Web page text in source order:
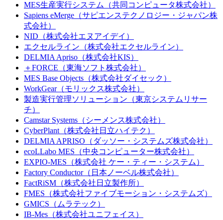
MES生産実行システム（共同コンピュータ株式会社）
Sapiens eMerge（サピエンステクノロジー・ジャパン株
式会社）
NID（株式会社エヌアイデイ）
エクセルライン（株式会社エクセルライン）
DELMIA Apriso（株式会社KIS）
＋FORCE（東海ソフト株式会社）
MES Base Objects（株式会社ダイセック）
WorkGear（モリックス株式会社）
製造実行管理ソリューション（東京システムリサー
チ）
Camstar Systems（シーメンス株式会社）
CyberPlant（株式会社日立ハイテク）
DELMIA APRISO（ダッソー・システムズ株式会社）
ecoLLabo MES（中央コンピューター株式会社）
EXPIO-MES（株式会社 ケー・ティー・システム）
Factory Conductor（日本ノーベル株式会社）
FactRiSM（株式会社日立製作所）
FMES（株式会社ファイブモーション・システムズ）
GMICS（ムラテック）
IB-Mes（株式会社ユニフェイス）